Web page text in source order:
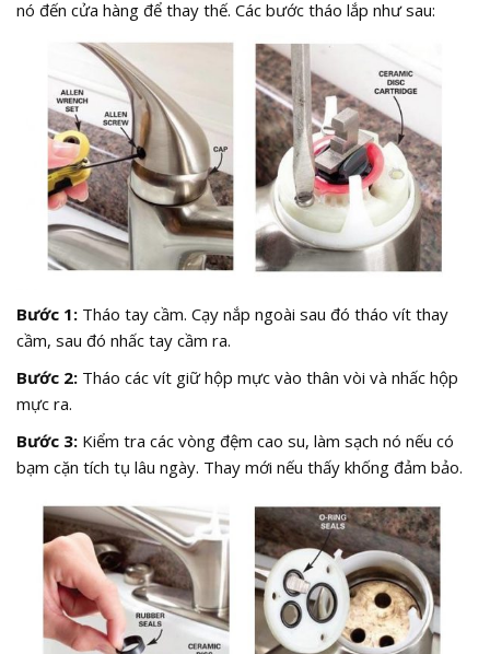
nó đến cửa hàng để thay thế. Các bước tháo lắp như sau:
Bước 1: Tháo tay cầm. Cạy nắp ngoài sau đó tháo vít thay
cầm, sau đó nhấc tay cầm ra.
Bước 2: Tháo các vít giữ hộp mực vào thân vòi và nhấc hộp
mực ra.
Bước 3: Kiểm tra các vòng đệm cao su, làm sạch nó nếu có
bạm cặn tích tụ lâu ngày. Thay mới nếu thấy khống đảm bảo.